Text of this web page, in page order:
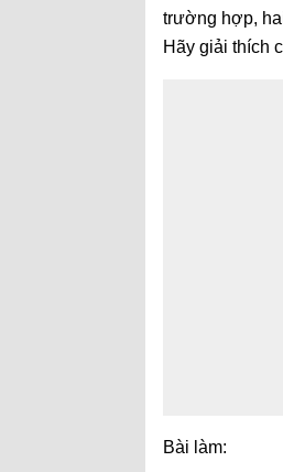
trường hợp,
Hãy giải thích
Bài làm: